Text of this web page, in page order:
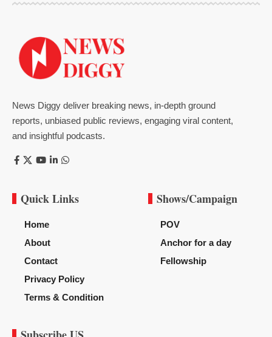
News Diggy deliver breaking news, in-depth ground
reports, unbiased public reviews, engaging viral content,
and insightful podcasts.
Quick Links
Home
About
Contact
Privacy Policy
Terms & Condition
Shows/Campaign
POV
Anchor for a day
Fellowship